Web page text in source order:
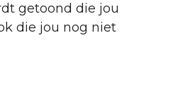
getoond die jou
die jou nog niet